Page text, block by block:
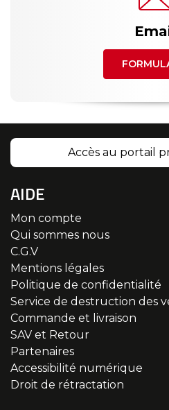
Accès au portail
AIDE
Mon compte
Qui sommes nous
C.G.V
Mentions légales
Politique de confidentialité
Service de destruction des
Commande et livraison
SAV et Retour
Partenaires
Accessibilité numérique
Droit de rétractation